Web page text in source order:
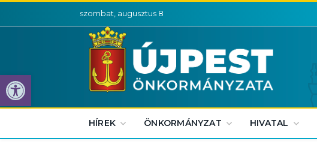
Eszköztár megnyitása
szombat, augusztus 8
HÍREK ÖNKORMÁNYZAT HIVATAL